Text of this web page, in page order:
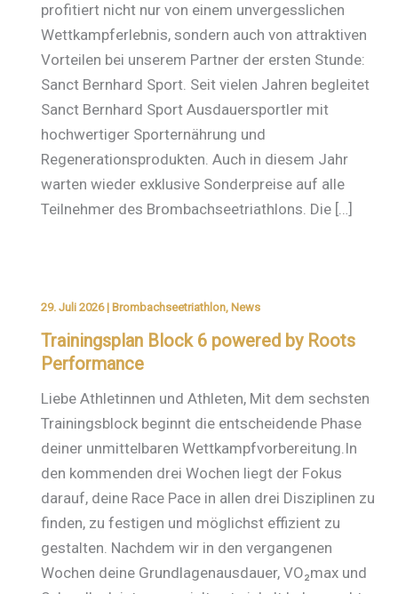
profitiert nicht nur von einem unvergesslichen
Wettkampferlebnis, sondern auch von attraktiven
Vorteilen bei unserem Partner der ersten Stunde:
Sanct Bernhard Sport. Seit vielen Jahren begleitet
Sanct Bernhard Sport Ausdauersportler mit
hochwertiger Sporternährung und
Regenerationsprodukten. Auch in diesem Jahr
warten wieder exklusive Sonderpreise auf alle
Teilnehmer des Brombachseetriathlons. Die […]
29. Juli 2026| Brombachseetriathlon, News
Trainingsplan Block 6 powered by Roots
Performance
Liebe Athletinnen und Athleten, Mit dem sechsten
Trainingsblock beginnt die entscheidende Phase
deiner unmittelbaren Wettkampfvorbereitung.In
den kommenden drei Wochen liegt der Fokus
darauf, deine Race Pace in allen drei Disziplinen zu
finden, zu festigen und möglichst effizient zu
gestalten. Nachdem wir in den vergangenen
Wochen deine Grundlagenausdauer, VO₂max und